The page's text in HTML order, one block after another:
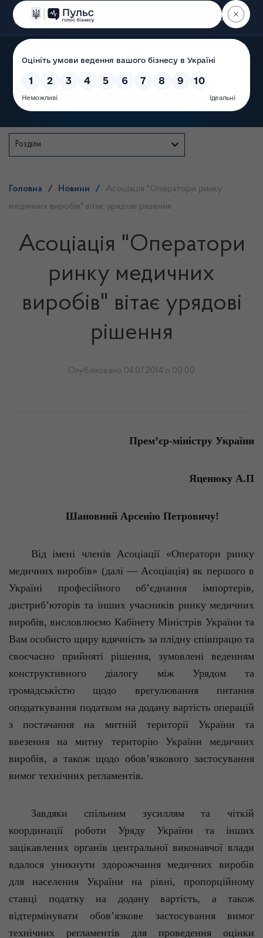
Пошук
Розділи
Головна / Новини /
Асоціація "Оператори ринку
медичних виробів" вітає урядові рішення
Асоціація "Оператори
ринку медичних
виробів" вітає урядові
рішення
Опубліковано 04.07.2014 о 00:00
Прем’єр-міністру України
Яценюку А.П
Шановний Арсенію Петровичу!
Від імені членів Асоціації «Оператори ринку
медичних виробів» (далі—Асоціація) як першого в
Україні
професійного об’єднання імпортерів,
дистриб’юторів та інших учасників ринкумедичних
виробів,висловлюємо Кабінету Міністрів України та
Вам особисто щиру вдячність за плідну співпрацюта
своєчасно
прийняті рішення,зумовлені
веденням
конструктивногодіалогу міжУрядом та
громадськістю
щодо врегулювання
питання
оподаткування податкомнадодану вартість операцій
зпостачання на митній території України та
ввезення намитну територію України
медичних
виробів, а також щодо обов’язкового застосування
вимог технічних регламентів.
Завдяки спільним зусиллямтачіткій
координації
роботи Уряду України та інших
зацікавлених органів центральної виконавчої влади
вдалося уникнути здорожчання медичних виробів
для населення України на рівні, пропорційному
ставці
податкуна додану вартість, а також
відтермінувати
обов’язкове застосування
вимог
технічних
регламентів для проведення
оцінки